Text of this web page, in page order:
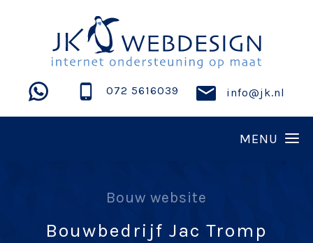
072 5616039 info@jk.nl
Bouwbedrijf Jac Tromp
Bouw website